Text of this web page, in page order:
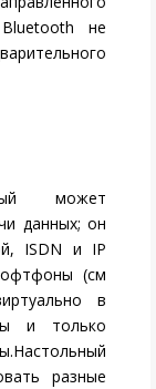
не
может
данных; он
ISDN и IP
(см
в
и только
разные